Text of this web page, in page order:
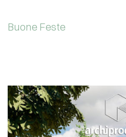
Buone Feste